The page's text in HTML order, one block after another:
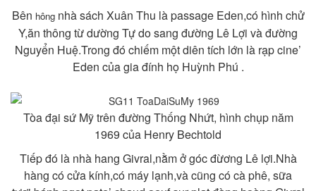
Bên hôngnhà sách Xuân Thu là passage Eden,có hình chử
Y,ăn thông từ dường Tự do sang đường Lê Lợi và đường
Nguyển Huệ.Trong đó chiếm một diên tích lớn là rạp cine’
Eden của gia đính họ Huỳnh Phú .
Tòa đại sứ Mỹ trên đường Thống Nhứt, hình chụp năm
1969 của Henry Bechtold
Tiếp đó là nhà hang Givral,nằm ở góc đừơng Lê lợi.Nhà
hàng có cửa kính,có máy lạnh,và cũng có cà phê, sữa